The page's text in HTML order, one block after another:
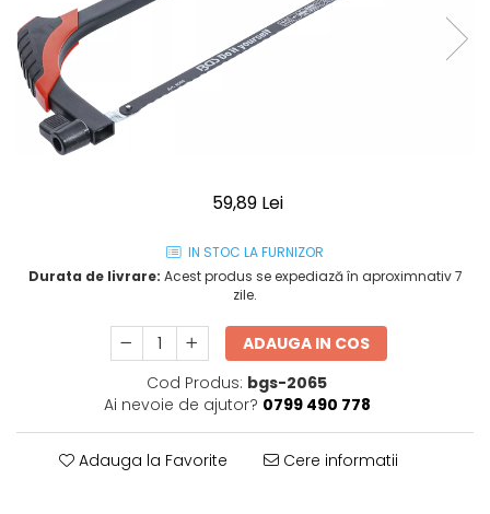
59,89 Lei
IN STOC LA FURNIZOR
Durata de livrare: Acest produs se expediază în aproximnativ 7
zile.
ADAUGA IN COS
Cod Produs: bgs-2065
Ai nevoie de ajutor? 0799 490 778
Adauga la Favorite Cere informatii